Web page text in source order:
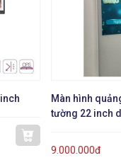
Màn hình
tường 22 inch
9.000.000đ